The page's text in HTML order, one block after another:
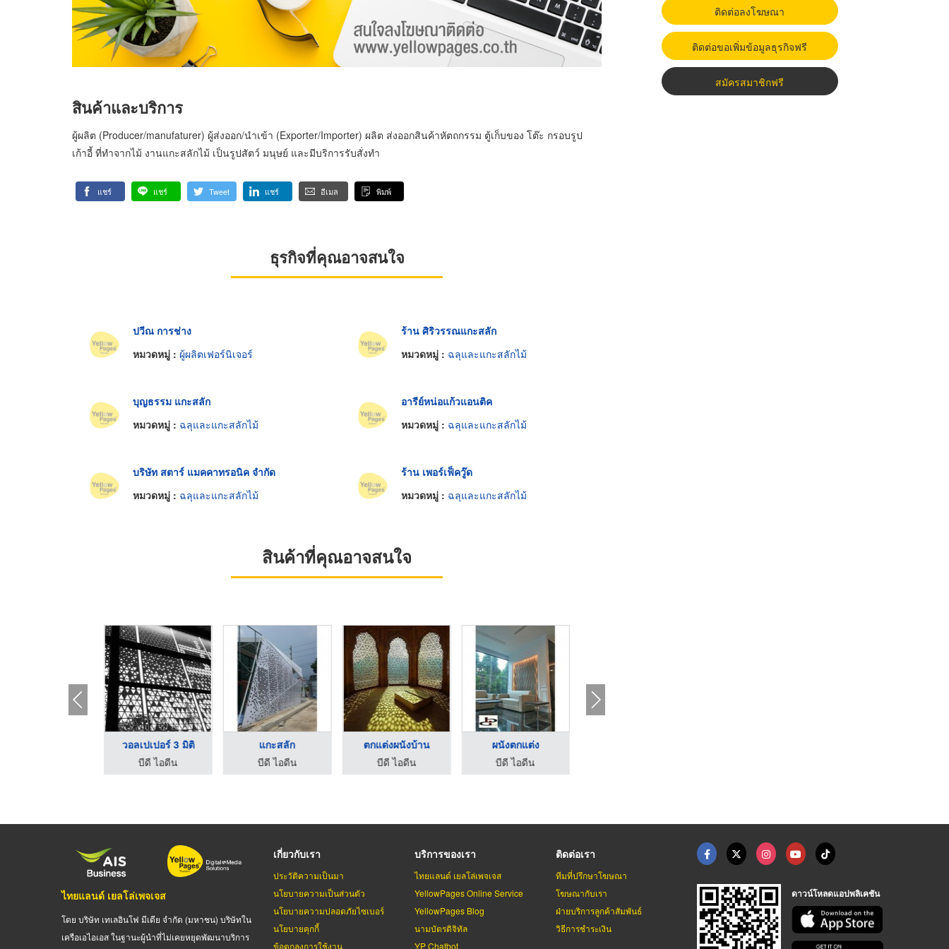
สินค้าและบริการ
ผู้ผลิต (Producer/manufaturer) ผู้ส่งออก/นำเข้า (Exporter/Importer) ผลิต ส่งออกสินค้าหัตถกรรม ตู้เก็บของ โต๊ะ กรอบรูป
เก้าอี้ ที่ทำจากไม้ งานแกะสลักไม้ เป็นรูปสัตว์ มนุษย์ และมีบริการรับสั่งทำ
แชร์ แชร์ Tweet แชร์ อีเมล พิมพ์
ธุรกิจที่คุณอาจสนใจ
ปวีณ การช่าง
หมวดหมู่ : ผู้ผลิตเฟอร์นิเจอร์
ร้าน ศิริวรรณแกะสลัก
หมวดหมู่ : ฉลุและแกะสลักไม้
บุญธรรม แกะสลัก
หมวดหมู่ : ฉลุและแกะสลักไม้
อารีย์หน่อแก้วแอนติค
หมวดหมู่ : ฉลุและแกะสลักไม้
บริษัท สตาร์ แมคคาทรอนิค จำกัด
หมวดหมู่ : ฉลุและแกะสลักไม้
ร้าน เพอร์เฟ็ควู๊ด
หมวดหมู่ : ฉลุและแกะสลักไม้
สินค้าที่คุณอาจสนใจ
วอลเปเปอร์ 3 มิติ
บีดี ไอดีน
แกะสลัก
บีดี ไอดีน
ตกแต่งผนังบ้าน
บีดี ไอดีน
ผนังตกแต่ง
บีดี ไอดีน
ติดต่อลงโฆษณา
ติดต่อขอเพิ่มข้อมูลธุรกิจฟรี
สมัครสมาชิกฟรี
ไทยแลนด์ เยลโล่เพจเจส
โดย บริษัท เทเลอินโฟ มีเดีย จำกัด (มหาชน) บริษัทใน
เครือเอไอเอส ในฐานะผู้นำที่ไม่เคยหยุดพัฒนาบริการ
เกี่ยวกับเรา
ประวัติความเป็นมา
นโยบายความเป็นส่วนตัว
นโยบายความปลอดภัยไซเบอร์
นโยบายคุกกี้
ข้อตกลงการใช้งาน
บริการของเรา
ไทยแลนด์ เยลโล่เพจเจส
YellowPages Online Service
YellowPages Blog
นามบัตรดิจิทัล
YP Chatbot
ติดต่อเรา
ทีมที่ปรึกษาโฆษณา
โฆษณากับเรา
ฝ่ายบริการลูกค้าสัมพันธ์
วิธีการชำระเงิน
ดาวน์โหลดแอปพลิเคชัน